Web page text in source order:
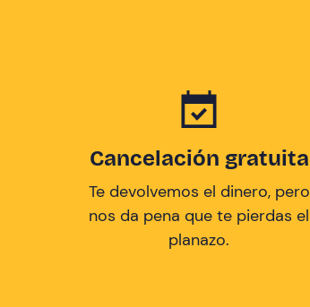
Cancelación gratuita
Te devolvemos el dinero, pero
nos da pena que te pierdas el
planazo.